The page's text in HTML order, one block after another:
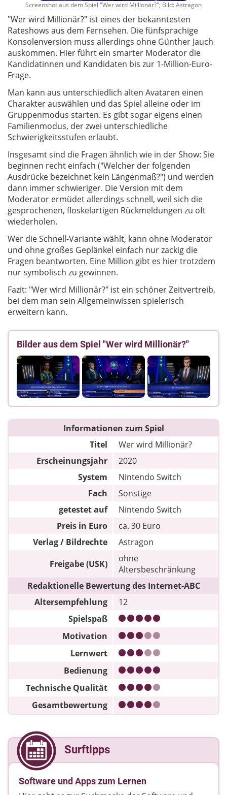
Screenshot aus dem Spiel "Wer wird Millionär?"; Bild: Astragon
"Wer wird Millionär?" ist eines der bekanntesten
Rateshows aus dem Fernsehen. Die fünfsprachige
Konsolenversion muss allerdings ohne Günther Jauch
auskommen. Hier führt ein smarter Moderator die
Kandidatinnen und Kandidaten bis zur 1-Million-Euro-
Frage.
Man kann aus unterschiedlich alten Avataren einen
Charakter auswählen und das Spiel alleine oder im
Gruppenmodus starten. Es gibt sogar eigens einen
Familienmodus, der zwei unterschiedliche
Schwierigkeitsstufen erlaubt.
Insgesamt sind die Fragen ähnlich wie in der Show: Sie
beginnen recht einfach ("Welcher der folgenden
Ausdrücke bezeichnet kein Längenmaß?") und werden
dann immer schwieriger. Die Version mit dem
Moderator ermüdet allerdings schnell, weil sich die
gesprochenen, floskelartigen Rückmeldungen zu oft
wiederholen.
Wer die Schnell-Variante wählt, kann ohne Moderator
und ohne großes Geplänkel einfach nur zackig die
Fragen beantworten. Eine Million gibt es hier trotzdem
nur symbolisch zu gewinnen.
Fazit: "Wer wird Millionär?" ist ein schöner Zeitvertreib,
bei dem man sein Allgemeinwissen spielerisch
erweitern kann.
Bilder aus dem Spiel "Wer wird Millionär?"
Informationen zum Spiel
Titel
Wer wird Millionär?
Erscheinungsjahr
2020
System
Nintendo Switch
Fach
Sonstige
getestet auf
Nintendo Switch
Preis in Euro
ca. 30 Euro
Verlag / Bildrechte
Astragon
Freigabe (USK)
ohne
Altersbeschränkung
Redaktionelle Bewertung des Internet-ABC
Altersempfehlung
12
Spielspaß
Motivation
Lernwert
Bedienung
Technische Qualität
Gesamtbewertung
Surftipps
Software und Apps zum Lernen